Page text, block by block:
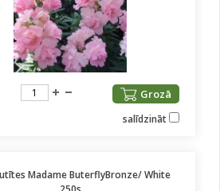
Grozā
salīdzināt
Madame ButerflyBronze/ White